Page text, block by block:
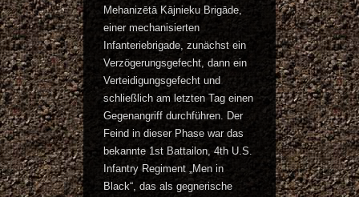
Mehanizētā Kājnieku Brigāde,
einer mechanisierten
Infanteriebrigade, zunächst ein
Verzögerungsgefecht, dann ein
Verteidigungsgefecht und
schließlich am letzten Tag einen
Gegenangriff durchführen. Der
Feind in dieser Phase war das
bekannte 1st Battailon, 4th U.S.
Infantry Regiment „Men in
Black“, das als gegnerische